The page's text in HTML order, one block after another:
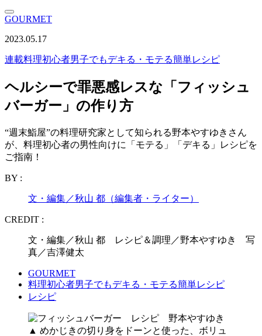
GOURMET
2023.05.17
連載料理初心者男子でもデキる・モテる簡単レシピ
ヘルシーで罪悪感レスな「フィッシュ
バーガー」の作り方
“週末鮨屋”の料理研究家として知られる野本やすゆきさん
が、料理初心者の男性向けに「モテる」「デキる」レシピを
ご指南！
BY :
文・編集／秋山 都（編集者・ライター）
CREDIT :
文・編集／秋山 都 レシピ＆調理／野本やすゆき 写
真／吉澤健太
GOURMET
料理初心者男子でもデキる・モテる簡単レシピ
レシピ
▲ めかじきの切り身をドーンと使った、ボリュ